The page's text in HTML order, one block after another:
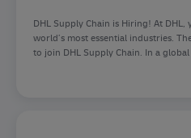
DHL Supply Chain is Hiring! At
world’s most essential industries.
to join DHL Supply Chain. In a